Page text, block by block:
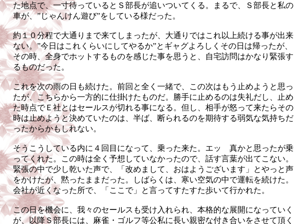
た地点で、一寸待っているとＳ部長が追いついてくる。まるで、Ｓ部長と私の
車が、”じゃんけん遊び”をしている様だった。
約１０分程で大通りまで来てしまったが、大通りではこれ以上続ける事が出来
ない。”今日はこれくらいにしてやるか”とギャグよろしくその日は帰ったが、
その時、全身でホットするものを感じた事を思うと、自宅訪問はかなり緊張す
るものだった。
これを次の雨の日も続けた。前回と全く一緒で、この次はもう止めようと思っ
たが、こちらから一方的に仕掛けたものだ。勝手に止めるのは失礼だし、止め
た時点でＥ社とはセールスが切れる事になる。但し、相手が怒って来たらその
時は止めようと決めていたのは、半ば、断られるのを期待する弱気な気持ちだ
ったからかもしれない。
そうこうしている内に４回目になって、乗った来た。エッ 真かと思ったが乗
ってくれた。この時は全く予想していなかったので、話す言葉が出てこない。
緊張の中で少し乾いた声で、「改めまして、おはようございます」とやっと声
をかけたが、黙ったままだった。しばらくは、寒い空気の中で運転を続けた。
会社が近くなった所で、「ここで」と言ってすたすた歩いて行かれた。
この日を機会に、我々のセールスも受け入れられ、本格的な展開になっていく
が、以降Ｓ部長には、麻雀・ゴルフ等公私に長い親密な付き合いをさせて頂く